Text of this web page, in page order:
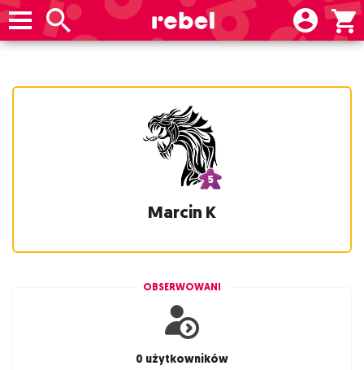
Marcin K
OBSERWOWANI
0 użytkowników